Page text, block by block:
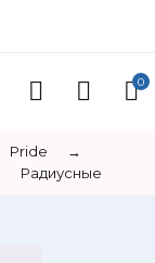
0
Pride
→
Радиусные